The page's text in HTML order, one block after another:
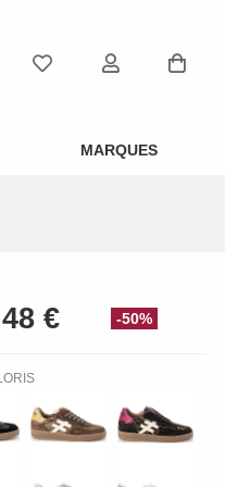
MARQUES
-50%